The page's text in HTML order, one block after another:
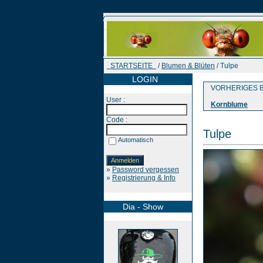
STARTSEITE / Blumen & Blüten / Tulpe
LOGIN
User :
Code :
Automatisch
» Password vergessen
» Registrierung & Info
Dia - Show
VORHERIGES
Kornblume
Tulpe